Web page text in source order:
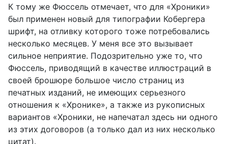
К тому же Фюссель отмечает, что для «Хроники»
был применен новый для типографии Кобергера
шрифт, на отливку которого тоже потребовались
несколько месяцев. У меня все это вызывает
сильное неприятие. Подозрительно уже то, что
Фюссель, приводящий в качестве иллюстраций в
своей брошюре большое число страниц из
печатных изданий, не имеющих серьезного
отношения к «Хронике», а также из рукописных
вариантов «Хроники, не напечатал здесь ни одного
из этих договоров (а только дал из них несколько
цитат).